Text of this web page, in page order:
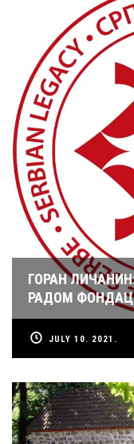
ГОРАН
РАДОМ
JULY 10. 2021.